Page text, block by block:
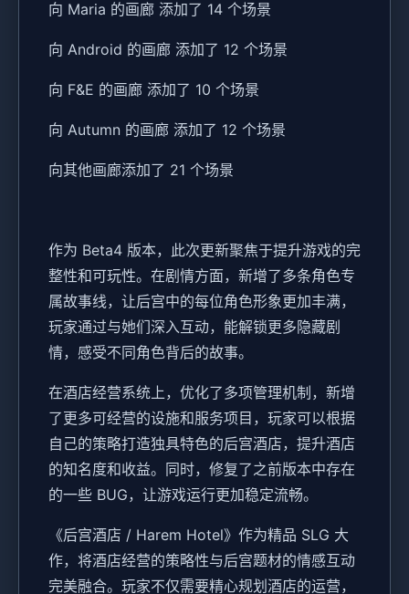
向 Maria 的画廊 添加了 14 个场景
向 Android 的画廊 添加了 12 个场景
向 F&E 的画廊 添加了 10 个场景
向 Autumn 的画廊 添加了 12 个场景
向其他画廊添加了 21 个场景
作为 Beta4 版本，此次更新聚焦于提升游戏的完
整性和可玩性。在剧情方面，新增了多条角色专
属故事线，让后宫中的每位角色形象更加丰满，
玩家通过与她们深入互动，能解锁更多隐藏剧
情，感受不同角色背后的故事。
在酒店经营系统上，优化了多项管理机制，新增
了更多可经营的设施和服务项目，玩家可以根据
自己的策略打造独具特色的后宫酒店，提升酒店
的知名度和收益。同时，修复了之前版本中存在
的一些 BUG，让游戏运行更加稳定流畅。
《后宫酒店 / Harem Hotel》作为精品 SLG 大
作，将酒店经营的策略性与后宫题材的情感互动
完美融合。玩家不仅需要精心规划酒店的运营，